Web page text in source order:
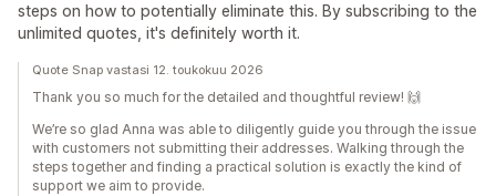
steps on how to potentially eliminate this. By subscribing to the
unlimited quotes, it's definitely worth it.
Quote Snap vastasi 12. toukokuu 2026
Thank you so much for the detailed and thoughtful review! 🙌
We’re so glad Anna was able to diligently guide you through the issue
with customers not submitting their addresses. Walking through the
steps together and finding a practical solution is exactly the kind of
support we aim to provide.